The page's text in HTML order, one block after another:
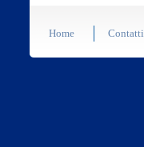
Home Contatti